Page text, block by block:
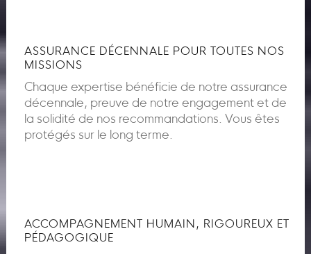
ASSURANCE DÉCENNALE POUR TOUTES NOS
MISSIONS
Chaque expertise bénéficie de notre assurance
décennale, preuve de notre engagement et de
la solidité de nos recommandations. Vous êtes
protégés sur le long terme.
ACCOMPAGNEMENT HUMAIN, RIGOUREUX ET
PÉDAGOGIQUE